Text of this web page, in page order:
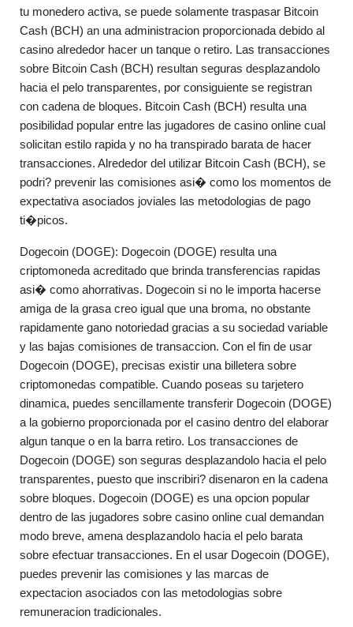
tu monedero activa, se puede solamente traspasar Bitcoin
Cash (BCH) an una administracion proporcionada debido al
casino alrededor hacer un tanque o retiro. Las transacciones
sobre Bitcoin Cash (BCH) resultan seguras desplazandolo
hacia el pelo transparentes, por consiguiente se registran
con cadena de bloques. Bitcoin Cash (BCH) resulta una
posibilidad popular entre las jugadores de casino online cual
solicitan estilo rapida y no ha transpirado barata de hacer
transacciones. Alrededor del utilizar Bitcoin Cash (BCH), se
podri? prevenir las comisiones asi� como los momentos de
expectativa asociados joviales las metodologias de pago
ti�picos.
Dogecoin (DOGE): Dogecoin (DOGE) resulta una
criptomoneda acreditado que brinda transferencias rapidas
asi� como ahorrativas. Dogecoin si no le importa hacerse
amiga de la grasa creo igual que una broma, no obstante
rapidamente gano notoriedad gracias a su sociedad variable
y las bajas comisiones de transaccion. Con el fin de usar
Dogecoin (DOGE), precisas existir una billetera sobre
criptomonedas compatible. Cuando poseas su tarjetero
dinamica, puedes sencillamente transferir Dogecoin (DOGE)
a la gobierno proporcionada por el casino dentro del elaborar
algun tanque o en la barra retiro. Los transacciones de
Dogecoin (DOGE) son seguras desplazandolo hacia el pelo
transparentes, puesto que inscribiri? disenaron en la cadena
sobre bloques. Dogecoin (DOGE) es una opcion popular
dentro de las jugadores sobre casino online cual demandan
modo breve, amena desplazandolo hacia el pelo barata
sobre efectuar transacciones. En el usar Dogecoin (DOGE),
puedes prevenir las comisiones y las marcas de
expectacion asociados con las metodologias sobre
remuneracion tradicionales.